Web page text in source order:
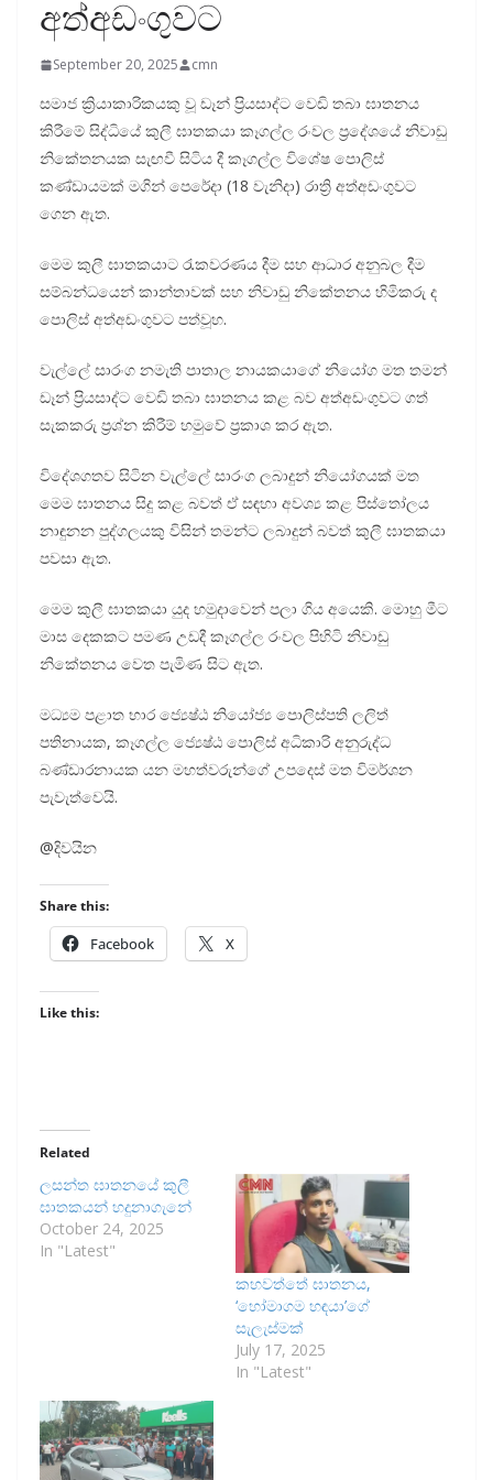
අත්අඩංගුවට
September 20, 2025 cmn
සමාජ ක්‍රියාකාරිකයකු වූ ඩෑන් ප්‍රියසාද්ට වෙඩි තබා ඝාතනය
කිරීමේ සිද්ධියේ කුලී ඝාතකයා කෑගල්ල රංවල ප්‍රදේශයේ නිවාඩු
නිකේතනයක සැඟවී සිටිය දී කෑගල්ල විශේෂ පොලිස්
කණ්ඩායමක් මගින් පෙරේදා (18 වැනිදා) රාත්‍රි අත්අඩංගුවට
ගෙන ඇත.
මෙම කුලී ඝාතකයාට රැකවරණය දීම සහ ආධාර අනුබල දීම
සම්බන්ධයෙන් කාන්තාවක් සහ නිවාඩු නිකේතනය හිමිකරු ද
පොලිස් අත්අඩංගුවට පත්වූහ.
වැල්ලේ සාරංග නමැති පාතාල නායකයාගේ නියෝග මත තමන්
ඩෑන් ප්‍රියසාද්ට වෙඩි තබා ඝාතනය කළ බව අත්අඩංගුවට ගත්
සැකකරු ප්‍රශ්න කිරීම් හමුවේ ප්‍රකාශ කර ඇත.
විදේශගතව සිටින වැල්ලේ සාරංග ලබාදුන් නියෝගයක් මත
මෙම ඝාතනය සිදු කළ බවත් ඒ සඳහා අවශ්‍ය කළ පිස්තෝලය
නාඳුනන පුද්ගලයකු විසින් තමන්ට ලබාදුන් බවත් කුලී ඝාතකයා
පවසා ඇත.
මෙම කුලී ඝාතකයා යුද හමුදාවෙන් පලා ගිය අයෙකි. මොහු මීට
මාස දෙකකට පමණ උඩදී කෑගල්ල රංවල පිහිටි නිවාඩු
නිකේතනය වෙත පැමිණ සිට ඇත.
මධ්‍යම පළාත භාර ජ්‍යෙෂ්ඨ නියෝජ්‍ය පොලිස්පති ලලිත්
පතිනායක, කෑගල්ල ජ්‍යෙෂ්ඨ පොලිස් අධිකාරි අනුරුද්ධ
බණ්ඩාරනායක යන මහත්වරුන්ගේ උපදෙස් මත විමර්ශන
පැවැත්වෙයි.
@දිවයින
Share this:
Facebook X
Like this:
Related
ලසන්ත ඝාතනයේ කුලී
ඝාතකයන් හදුනාගැනේ
October 24, 2025
In "Latest"
කහවත්තේ ඝාතනය,
‘හෝමාගම හඳයා’ගේ
සැලැස්මක්
July 17, 2025
In "Latest"